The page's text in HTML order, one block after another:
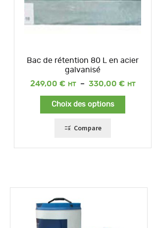
Bac de rétention 80 L en acier
galvanisé
249,00 € – 330,00 €
Plage
Choix des options
Compare